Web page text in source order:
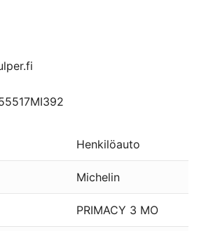
Henkilöauto
Michelin
PRIMACY 3 MO